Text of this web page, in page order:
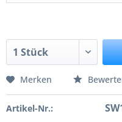
Merken
Artikel-Nr.: